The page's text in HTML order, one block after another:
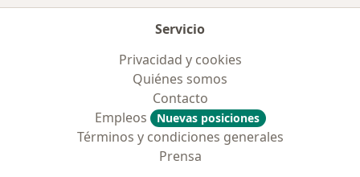
Servicio
Privacidad y cookies
Quiénes somos
Contacto
Empleos
Nuevas posiciones
Términos y condiciones generales
Prensa